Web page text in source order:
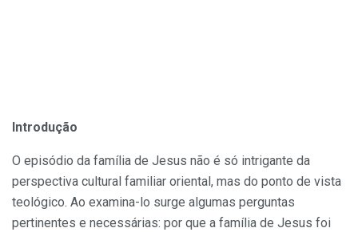
Introdução
O episódio da família de Jesus não é só intrigante da
perspectiva cultural familiar oriental, mas do ponto de vista
teológico. Ao examina-lo surge algumas perguntas
pertinentes e necessárias: por que a família de Jesus foi